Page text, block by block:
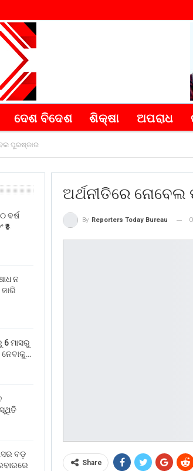
ଦେଶ ବିଦେଶ ଶିକ୍ଷା ଅପରାଧ
ପୁରଷ୍କାର
ଅର୍ଥନୀତିରେ
By Reporters Today Bureau
Share
ବର୍ଷ
ନ
ମାସରୁ
ନେବାକୁ…
ବଡ଼